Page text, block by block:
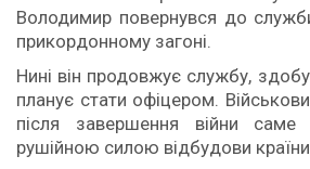
Володимир повернувся до
прикордонному загоні.
Нині він продовжує службу,
планує стати офіцером.
після завершення війни саме
рушійною силою відбудови